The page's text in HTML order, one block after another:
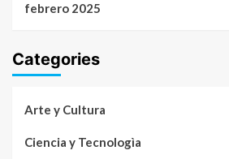
febrero 2025
Categories
Arte y Cultura
Ciencia y Tecnologìa